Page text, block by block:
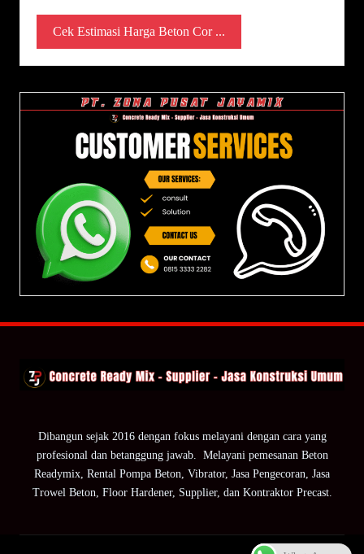
Cek Estimasi Harga Beton Cor ...
Dibangun sejak 2016 dengan fokus melayani dengan cara yang
profesional dan betanggung jawab. Melayani pemesanan Beton
Readymix, Rental Pompa Beton, Vibrator, Jasa Pengecoran, Jasa
Trowel Beton, Floor Hardener, Supplier, dan Kontraktor Precast.